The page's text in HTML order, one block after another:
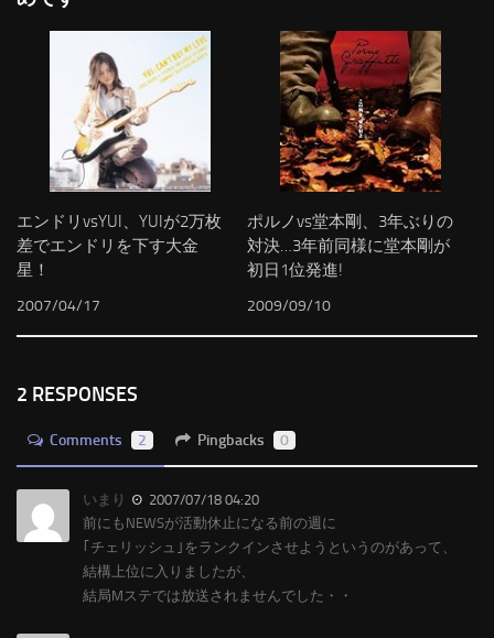
エンドリvsYUI、YUIが2万枚
差でエンドリを下す大金
星！
2007/04/17
ポルノvs堂本剛、3年ぶりの
対決…3年前同様に堂本剛が
初日1位発進!
2009/09/10
2 RESPONSES
Comments 2 Pingbacks 0
いまり
2007/07/18 04:20
前にもNEWSが活動休止になる前の週に
｢チェリッシュ｣をランクインさせようというのがあって、
結構上位に入りましたが、
結局Mステでは放送されませんでした・・